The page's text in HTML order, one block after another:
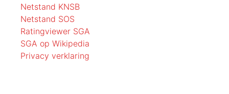
Netstand KNSB
Netstand SOS
Ratingviewer SGA
SGA op Wikipedia
Privacy verklaring